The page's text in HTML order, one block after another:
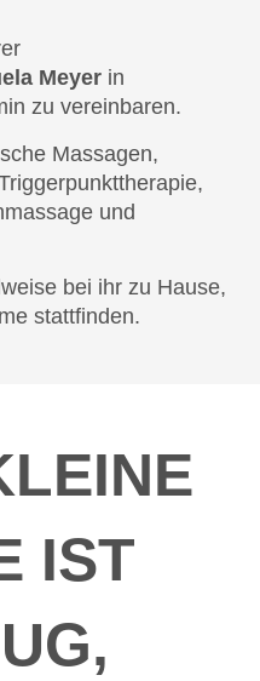
Meyer in
zu vereinbaren.
Massagen,
und
bei ihr zu Hause,
stattfinden.
IST